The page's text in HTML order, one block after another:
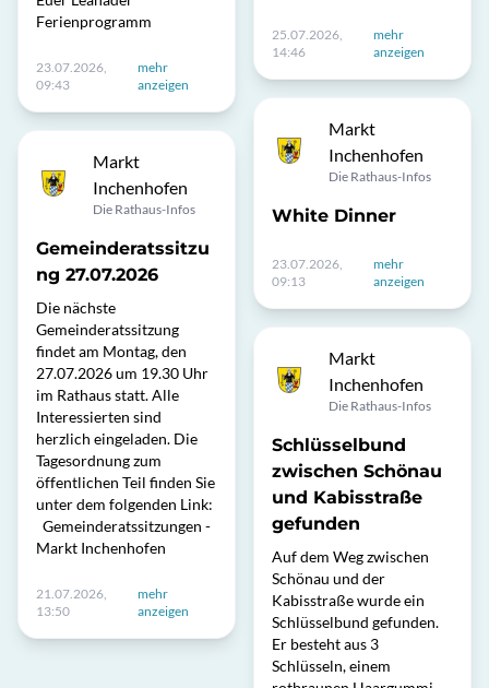
Ferienprogramm
23.07.2026,
09:43
mehr
anzeigen
Markt
Inchenhofen
Die Rathaus-Infos
Gemeinderatssitzu
ng 27.07.2026
Die nächste
Gemeinderatssitzung
findet am Montag, den
27.07.2026 um 19.30 Uhr
im Rathaus statt. Alle
Interessierten sind
herzlich eingeladen. Die
Tagesordnung zum
öffentlichen Teil finden Sie
unter dem folgenden Link:
Gemeinderatssitzungen -
Markt Inchenhofen
21.07.2026,
13:50
mehr
anzeigen
25.07.2026,
14:46
mehr
anzeigen
Markt
Inchenhofen
Die Rathaus-Infos
White Dinner
23.07.2026,
09:13
mehr
anzeigen
Markt
Inchenhofen
Die Rathaus-Infos
Schlüsselbund
zwischen Schönau
und Kabisstraße
gefunden
Auf dem Weg zwischen
Schönau und der
Kabisstraße wurde ein
Schlüsselbund gefunden.
Er besteht aus 3
Schlüsseln, einem